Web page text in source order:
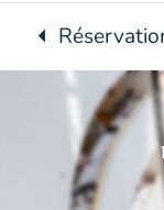
arrow_leftRetour à :